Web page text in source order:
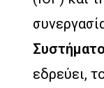
εδρεύει,